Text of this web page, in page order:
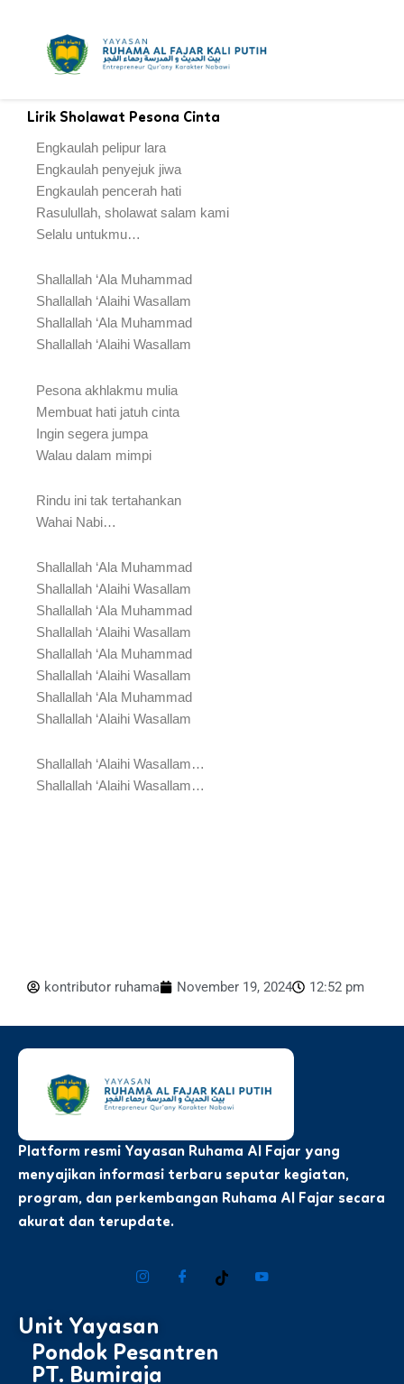
Lirik Sholawat Pesona Cinta
Engkaulah pelipur lara
Engkaulah penyejuk jiwa
Engkaulah pencerah hati
Rasulullah, sholawat salam kami
Selalu untukmu…
Shallallah ‘Ala Muhammad
Shallallah ‘Alaihi Wasallam
Shallallah ‘Ala Muhammad
Shallallah ‘Alaihi Wasallam
Pesona akhlakmu mulia
Membuat hati jatuh cinta
Ingin segera jumpa
Walau dalam mimpi
Rindu ini tak tertahankan
Wahai Nabi…
Shallallah ‘Ala Muhammad
Shallallah ‘Alaihi Wasallam
Shallallah ‘Ala Muhammad
Shallallah ‘Alaihi Wasallam
Shallallah ‘Ala Muhammad
Shallallah ‘Alaihi Wasallam
Shallallah ‘Ala Muhammad
Shallallah ‘Alaihi Wasallam
Shallallah ‘Alaihi Wasallam…
Shallallah ‘Alaihi Wasallam…
kontributor ruhama November 19, 2024 12:52 pm
Platform resmi Yayasan Ruhama Al Fajar yang
menyajikan informasi terbaru seputar kegiatan,
program, dan perkembangan Ruhama Al Fajar secara
akurat dan terupdate.
Unit Yayasan
Pondok Pesantren
PT. Bumiraja